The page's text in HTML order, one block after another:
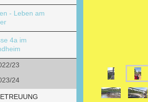
- Leben am
4a im
23
24